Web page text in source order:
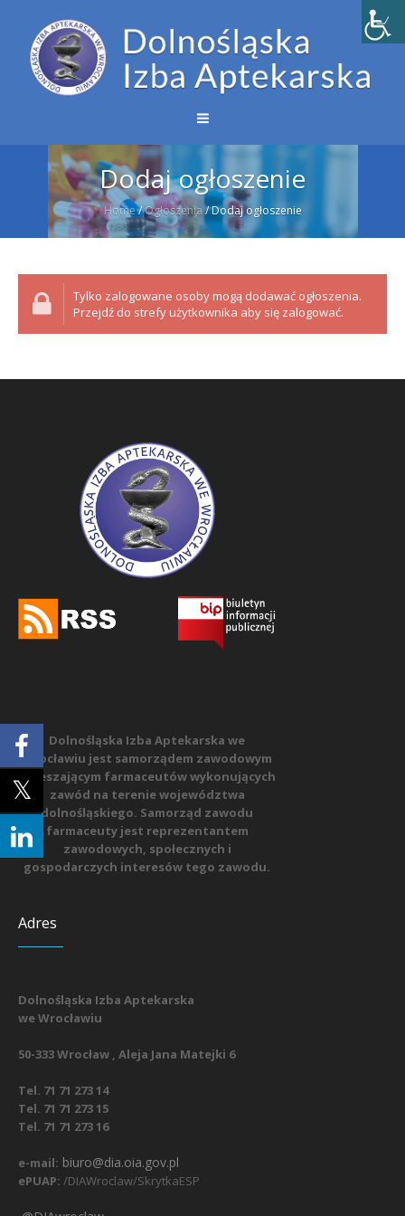
Dodaj ogłoszenie
Home/Ogłoszenia/Dodaj ogłoszenie
Tylko zalogowane osoby mogą dodawać ogłoszenia.
Przejdź do strefy użytkownika aby się zalogować.
Dolnośląska Izba Aptekarska we
Wrocławiu jest samorządem zawodowym
zrzeszającym farmaceutów wykonujących
zawód na terenie województwa
dolnośląskiego. Samorząd zawodu
farmaceuty jest reprezentantem
zawodowych, społecznych i
gospodarczych interesów tego zawodu.
Adres
Dolnośląska Izba Aptekarska
we Wrocławiu
50-333 Wrocław , Aleja Jana Matejki 6
Tel. 71 71 273 14
Tel. 71 71 273 15
Tel. 71 71 273 16
e-mail: biuro@dia.oia.gov.pl
ePUAP: /DIAWroclaw/SkrytkaESP